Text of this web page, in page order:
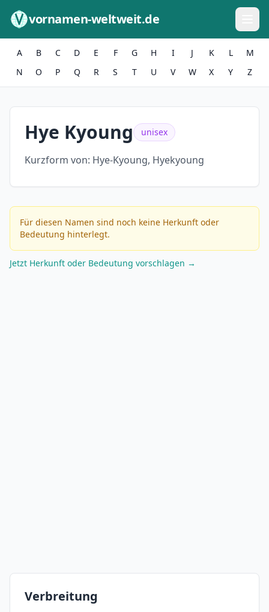
vornamen-weltweit.de
A B C D E F G H I J K L
M
N
O P Q R S T U V W X Y Z
Hye Kyoung unisex
Kurzform von: Hye-Kyoung, Hyekyoung
Für diesen Namen sind noch keine Herkunft oder
Bedeutung hinterlegt.
Jetzt Herkunft oder Bedeutung vorschlagen →
Verbreitung